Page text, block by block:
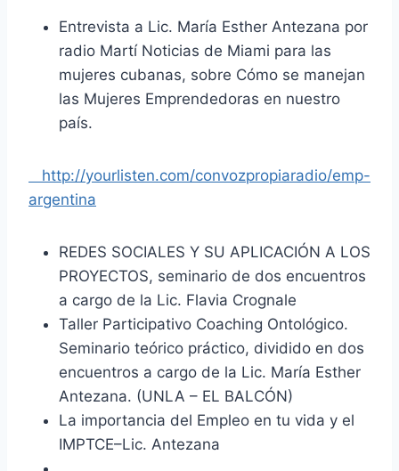
Entrevista a Lic. María Esther Antezana por
radio Martí Noticias de Miami para las
mujeres cubanas, sobre Cómo se manejan
las Mujeres Emprendedoras en nuestro
país.
http://yourlisten.com/convozpropiaradio/emp-
argentina
REDES SOCIALES Y SU APLICACIÓN A LOS
PROYECTOS, seminario de dos encuentros
a cargo de la Lic. Flavia Crognale
Taller Participativo Coaching Ontológico.
Seminario teórico práctico, dividido en dos
encuentros a cargo de la Lic. María Esther
Antezana. (UNLA – EL BALCÓN)
La importancia del Empleo en tu vida y el
IMPTCE–Lic. Antezana